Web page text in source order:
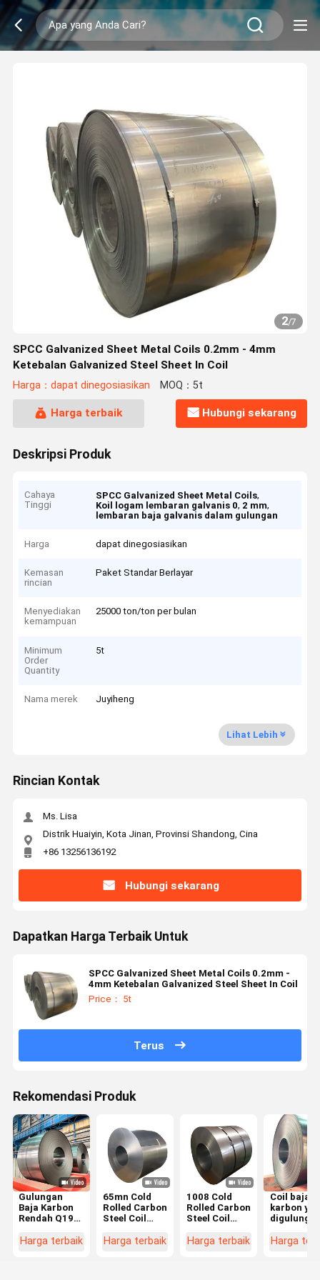
2/7
SPCC Galvanized Sheet Metal Coils 0.2mm - 4mm
Ketebalan Galvanized Steel Sheet In Coil
Harga：dapat dinegosiasikan MOQ：5t
Harga terbaik Hubungi sekarang
Deskripsi Produk
Cahaya
Tinggi
SPCC Galvanized Sheet Metal Coils,
Koil logam lembaran galvanis 0, 2 mm,
lembaran baja galvanis dalam gulungan
Harga dapat dinegosiasikan
Kemasan
rincian
Paket Standar Berlayar
Menyediakan
kemampuan
25000 ton/ton per bulan
Minimum
Order
Quantity
5t
Nama merek Juyiheng
Lihat Lebih
Rincian Kontak
Ms. Lisa
Distrik Huaiyin, Kota Jinan, Provinsi Shandong, Cina
+86 13256136192
Hubungi sekarang
Dapatkan Harga Terbaik Untuk
SPCC Galvanized Sheet Metal Coils 0.2mm -
4mm Ketebalan Galvanized Steel Sheet In Coil
Price： 5t
Terus
Rekomendasi Produk
Gulungan
Baja Karbon
Rendah Q195
Kenya Cold
Harga terbaik
65mn Cold
Rolled Carbon
Steel Coil
CR Sheet Coil
Harga terbaik
1008 Cold
Rolled Carbon
Steel Coil
0,5mm Cold
Harga terbaik
Coil baja
karbon
digulung
Q345 CR
Harga